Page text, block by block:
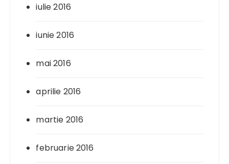
iulie 2016
iunie 2016
mai 2016
aprilie 2016
martie 2016
februarie 2016